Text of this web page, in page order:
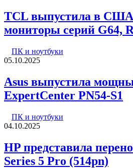
TCL выпустила в США
мониторы серий G64,
ПК и ноутбуки
05.10.2025
Asus выпустила
ExpertCenter PN54-S1
ПК и ноутбуки
04.10.2025
HP представила
Series 5 Pro (514pn)